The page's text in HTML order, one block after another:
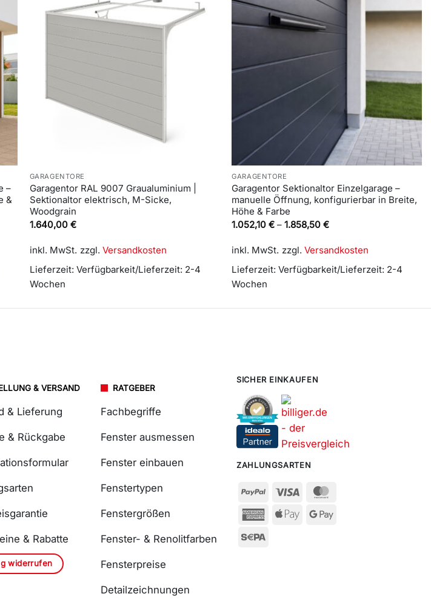
–
&
GARAGENTORE
Garagentor RAL 9007 Graualuminium |
Sektionaltor elektrisch, M-Sicke,
Woodgrain
1.640,00 €
inkl. MwSt. zzgl. Versandkosten
Lieferzeit: Verfügbarkeit/Lieferzeit: 2-4
Wochen
GARAGENTORE
Garagentor Sektionaltor Einzelgarage –
manuelle Öffnung, konfigurierbar in Breite,
Höhe & Farbe
1.052,10€ –1.858,50€
inkl. MwSt. zzgl.Versandkosten
Lieferzeit:Verfügbarkeit/Lieferzeit: 2-4
Wochen
& VERSAND
& Lieferung
& Rückgabe
& Rabatte
widerrufen
RATGEBER
Fachbegriffe
Fenster ausmessen
Fenster einbauen
Fenstertypen
Fenstergrößen
Fenster- & Renolitfarben
Fensterpreise
Detailzeichnungen
SICHER EINKAUFEN
ZAHLUNGSARTEN